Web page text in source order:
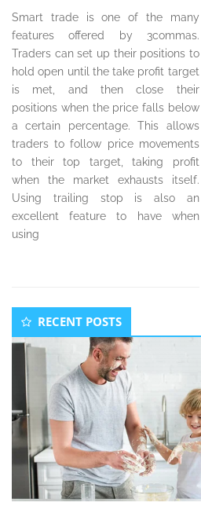
Smart trade is one of the many
features offered by 3commas.
Traders can set up their positions to
hold open until the take profit target
is met, and then close their
positions when the price falls below
a certain percentage. This allows
traders to follow price movements
to their top target, taking profit
when the market exhausts itself.
Using trailing stop is also an
excellent feature to have when
using
Secondary
Sidebar
RECENT POSTS